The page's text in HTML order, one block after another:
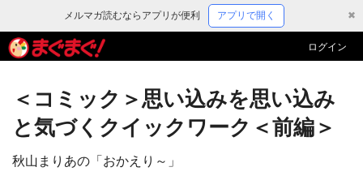
メルマガ読むならアプリが便利 アプリで開く ✖
ログイン
＜コミック＞思い込みを思い込み
と気づくクイックワーク＜前編＞
秋山まりあの「おかえり～」